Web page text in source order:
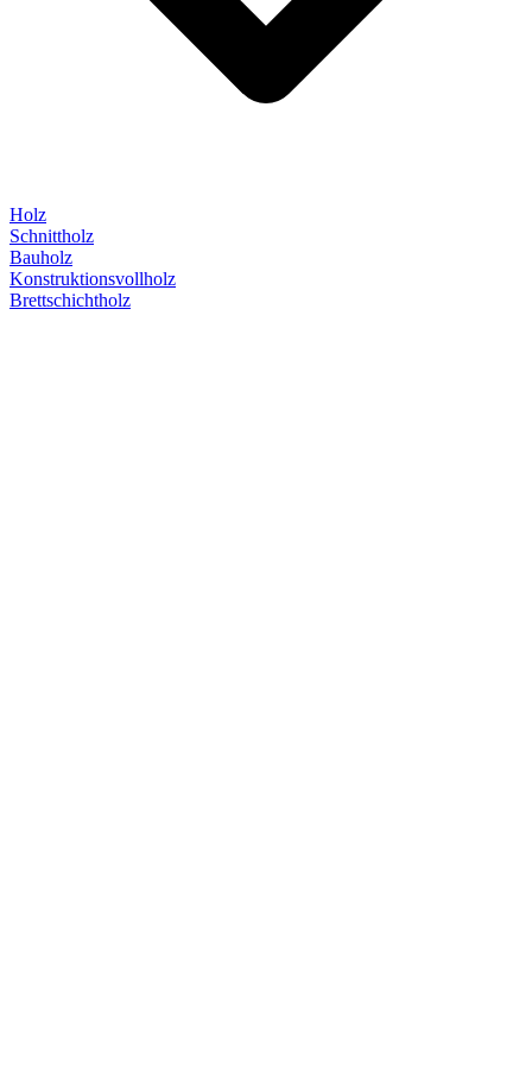
Holz
Schnittholz
Bauholz
Konstruktionsvollholz
Brettschichtholz